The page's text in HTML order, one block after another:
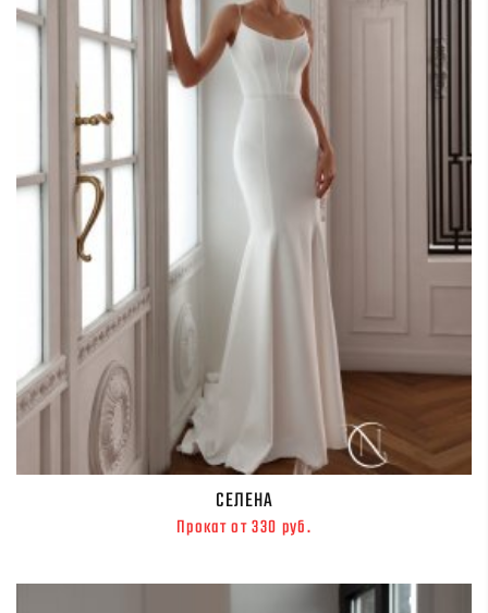
СЕЛЕНА
Прокат от 330 руб.